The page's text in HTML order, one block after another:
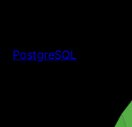
PostgreSQL